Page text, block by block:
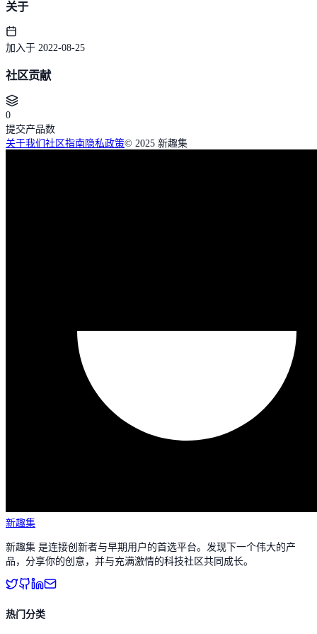
关于
加入于 2022-08-25
社区贡献
0
提交产品数
关于我们 社区指南隐私政策© 2025 新趣集
新趣集
新趣集 是连接创新者与早期用户的首选平台。发现下一个伟大的产
品，分享你的创意，并与充满激情的科技社区共同成长。
热门分类